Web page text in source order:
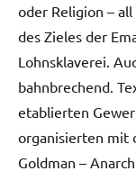
oder Religion –
des Zieles der
Lohnsklaverei.
bahnbrechend.
etablierten
organisierten mit
Goldman –